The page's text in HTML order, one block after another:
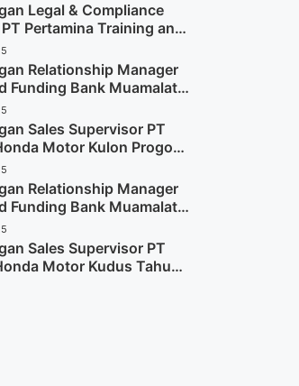
Legal & Compliance
Pertamina Training and
Lebak Tahun 2025
Relationship Manager
Funding Bank Muamalat
2025 (Lamar
Sales Supervisor PT
Motor Kulon Progo
(Resmi)
Relationship Manager
Funding Bank Muamalat
Tahun 2025 (Apply
Sales Supervisor PT
Motor Kudus Tahun